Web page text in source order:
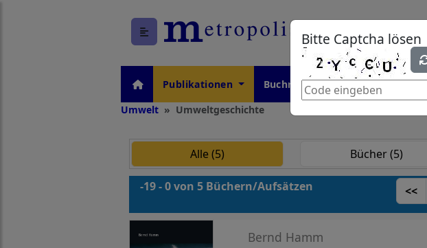
Bitte Captcha lösen
Publikationen Buchreihen Periodika
Umwelt
Umweltgeschichte
Alle (5) Bücher (5)
-19 - 0 von 5 Büchern/Aufsätzen <<
Bernd Hamm